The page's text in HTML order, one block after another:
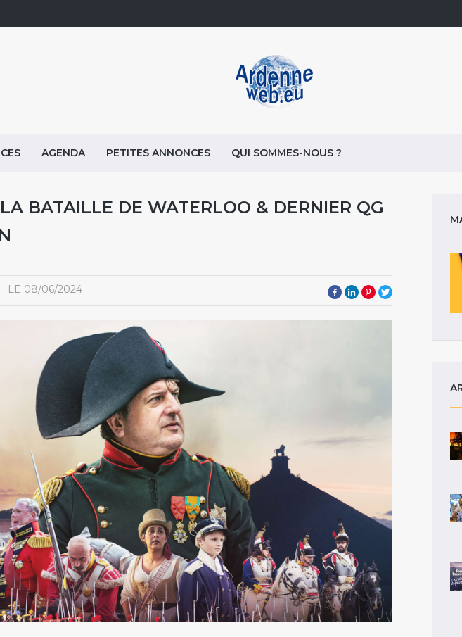
AGENDA PETITES ANNONCES QUI SOMMES-NOUS ?
BATAILLE DE WATERLOO & DERNIER QG
LE 08/06/2024